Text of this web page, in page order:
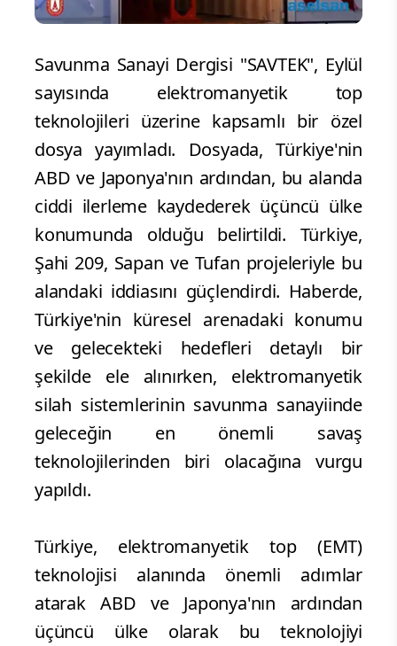
Savunma Sanayi Dergisi "SAVTEK", Eylül
sayısında elektromanyetik top
teknolojileri üzerine kapsamlı bir özel
dosya yayımladı. Dosyada, Türkiye'nin
ABD ve Japonya'nın ardından, bu alanda
ciddi ilerleme kaydederek üçüncü ülke
konumunda olduğu belirtildi. Türkiye,
Şahi 209, Sapan ve Tufan projeleriyle bu
alandaki iddiasını güçlendirdi. Haberde,
Türkiye'nin küresel arenadaki konumu
ve gelecekteki hedefleri detaylı bir
şekilde ele alınırken, elektromanyetik
silah sistemlerinin savunma sanayiinde
geleceğin en önemli savaş
teknolojilerinden biri olacağına vurgu
yapıldı.
Türkiye, elektromanyetik top (EMT)
teknolojisi alanında önemli adımlar
atarak ABD ve Japonya'nın ardından
üçüncü ülke olarak bu teknolojiyi